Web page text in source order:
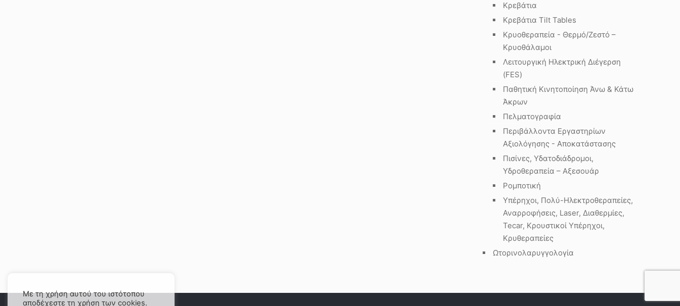
Κρεβάτια
Κρεβάτια Tilt Tables
Κρυοθεραπεία - Θερμό/Ζεστό –
Κρυοθάλαμοι
Λειτουργική Ηλεκτρική Διέγερση
(FES)
Παθητική Κινητοποίηση Άνω & Κάτω
Άκρων
Πελματογραφία
Περιβάλλοντα Εργαστηρίων
Αξιολόγησης - Αποκατάστασης
Πισίνες, Υδατοδιάδρομοι,
Υδροθεραπεία – Αξεσουάρ
Ρομποτική
Υπέρηχοι, Πολύ-Ηλεκτροθεραπείες,
Αναρροφήσεις, Laser, Διαθερμίες,
Tecar, Κρουστικοί Υπέρηχοι,
Κρυθεραπείες
Ωτορινολαρυγγολογία
Με τη χρήση αυτού του ιστότοπου
αποδέχεστε τη χρήση των cookies.